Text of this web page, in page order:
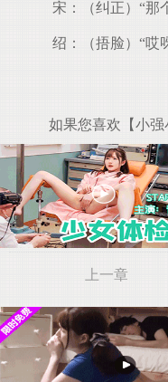
宋：（纠正）“那
绍：（捂脸）“哎
如果您喜欢【小
上一章